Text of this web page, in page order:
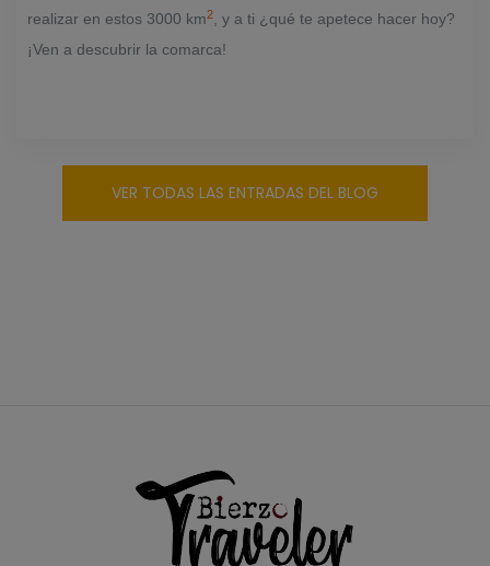
realizar en estos 3000 km2, y a ti ¿qué te apetece hacer hoy?
¡Ven a descubrir la comarca!
VER TODAS LAS ENTRADAS DEL BLOG